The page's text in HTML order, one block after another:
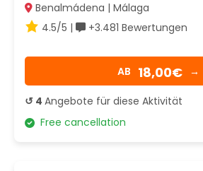
Benalmádena | Málaga
4.5/5 |
+3.481 Bewertungen
AB 18,00€ →
↺ 4 Angebote für diese Aktivität
Free cancellation